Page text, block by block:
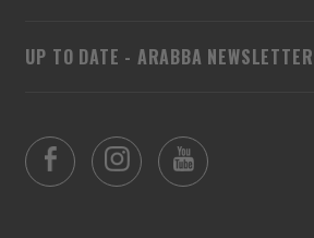
UP TO DATE - ARABBA NEWSLETTER